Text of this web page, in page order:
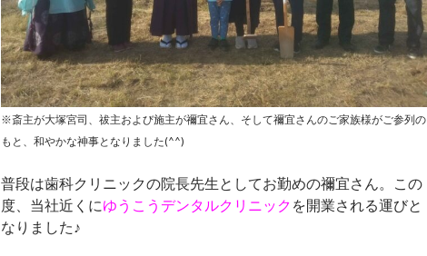
※斎主が大塚宮司、祓主および施主が禰宜さん、そして禰宜さんのご家族様がご参列の
もと、和やかな神事となりました(^^)
普段は歯科クリニックの院長先生としてお勤めの禰宜さん。この
度、当社近くにゆうこうデンタルクリニック を開業される運びと
なりました♪